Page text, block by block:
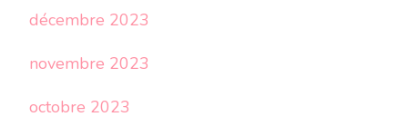
décembre 2023
novembre 2023
octobre 2023